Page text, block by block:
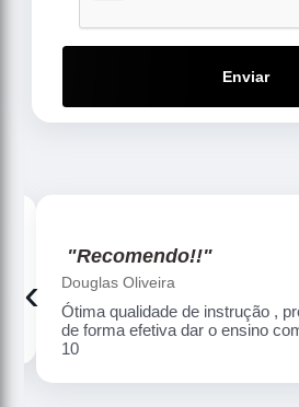
Enviar
"Recomendo!!"
Douglas Oliveira
Ótima qualidade de instrução ,
de forma efetiva dar o ensino
10
‹